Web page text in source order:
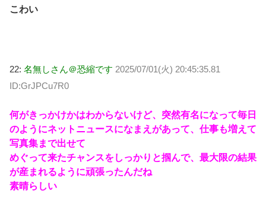
こわい
22: 名無しさん＠恐縮です 2025/07/01(火) 20:45:35.81
ID:GrJPCu7R0
何がきっかけかはわからないけど、突然有名になって毎日
のようにネットニュースになまえがあって、仕事も増えて
写真集まで出せて
めぐって来たチャンスをしっかりと掴んで、最大限の結果
が産まれるように頑張ったんだね
素晴らしい